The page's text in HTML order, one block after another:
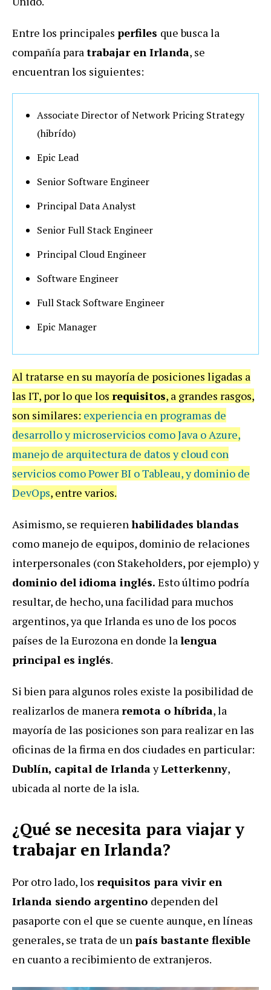
Entre los principales perfiles que busca la
compañía paratrabajar en Irlanda, se
encuentran los siguientes:
Associate Director of Network Pricing Strategy
(hibrído)
Epic Lead
Senior Software Engineer
Principal Data Analyst
Senior Full Stack Engineer
Principal Cloud Engineer
Software Engineer
Full Stack Software Engineer
Epic Manager
Al tratarse en su mayoría de posiciones ligadas a
las IT, por lo que los requisitos, a grandes rasgos,
son similares: experiencia en programas de
desarrollo y microservicios como Java o Azure,
manejo de arquitectura de datos y cloud con
servicios como Power BI o Tableau, y dominio de
DevOps, entre varios.
Asimismo, se requierenhabilidades blandas
como manejo de equipos, dominio de relaciones
interpersonales (con Stakeholders, por ejemplo) y
dominio del idioma inglés. Esto último podría
resultar, de hecho, una facilidad para muchos
argentinos, ya que Irlanda es uno de los pocos
países de la Eurozona en donde lalengua
principal es inglés.
Si bien para algunos roles existe la posibilidad de
realizarlos de maneraremota o híbrida, la
mayoría de las posiciones son para realizar en las
oficinas de la firma en dos ciudades en particular:
Dublín, capital de IrlandayLetterkenny,
ubicada al norte de la isla.
¿Qué se necesita para viajar y
trabajar en Irlanda?
Por otro lado, los requisitos para vivir en
Irlanda siendo argentino dependen del
pasaporte con el que se cuente aunque, en líneas
generales, se trata de unpaís bastante flexible
en cuanto a recibimiento de extranjeros.